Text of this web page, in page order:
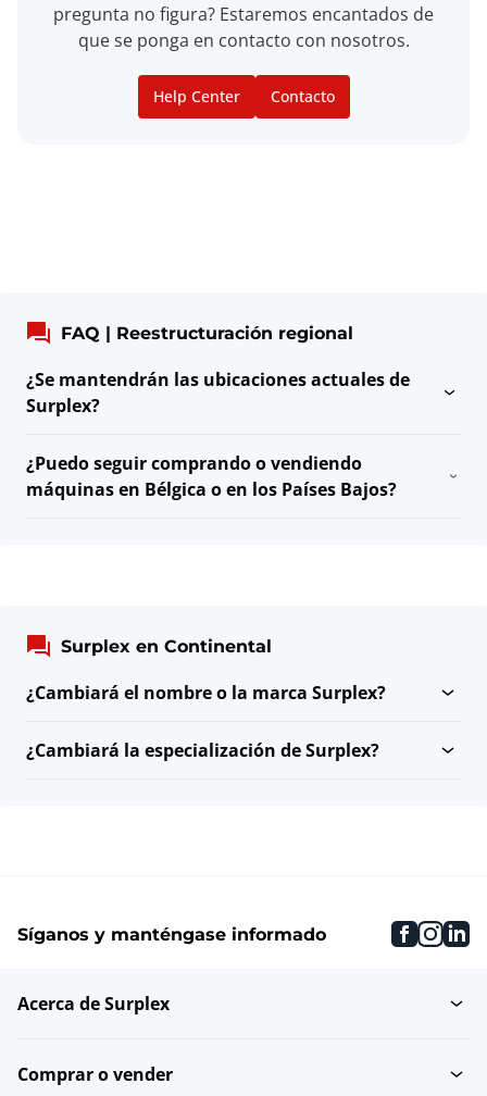
pregunta no figura? Estaremos encantados de
que se ponga en contacto con nosotros.
Help Center Contacto
FAQ | Reestructuración regional
¿Se mantendrán las ubicaciones actuales de
Surplex?
¿Puedo seguir comprando o vendiendo
máquinas en Bélgica o en los Países Bajos?
Surplex en Continental
¿Cambiará el nombre o la marca Surplex?
¿Cambiará la especialización de Surplex?
Síganos y manténgase informado
Acerca de Surplex
Comprar o vender